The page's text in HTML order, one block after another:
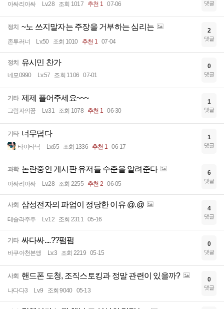
아싸리아싸 Lv.28 조회 1017 추천 1 07-06 댓글
정치 ~노 쓰지말자는 주장을 거부하는 심리는
존투러너 Lv.50 조회 1010 추천 1 07-04
2
댓글
정치 유시민 찬가
네모0990 Lv.57 조회 1106 07-01
0
댓글
기타 제제 플어주세요~~~
그림자의꿈 Lv.31 조회 1078 추천 1 06-30
1
댓글
기타 너무덥다
타이타닉 Lv.65 조회 1336 추천 1 06-17
1
댓글
과학 논란중인 게시판 유저들 수준을 알려준다
아싸리아싸 Lv.28 조회 2255 추천 2 06-05
6
댓글
사회 삼성전자의 파업이 정당한 이유 @.@
테슬라주주 Lv.12 조회 2311 05-16
4
댓글
기타 싸다싸....??펌펌
바쿠아천본앵 Lv.3 조회 2219 05-15
0
댓글
사회 핸드폰 도청, 조직스토킹과 정말 관련이 있을까?
나다다3 Lv.9 조회 9040 05-13
0
댓글